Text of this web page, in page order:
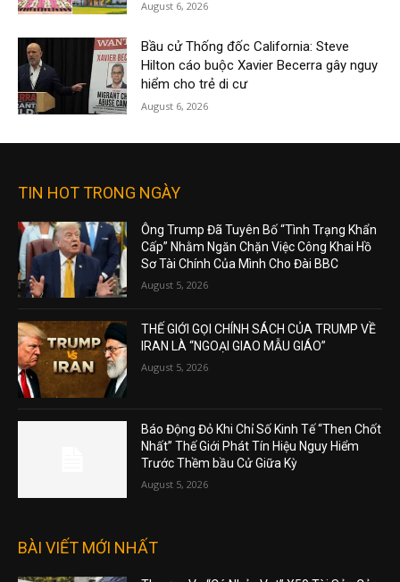
August 6, 2026
Bầu cử Thống đốc California: Steve
Hilton cáo buộc Xavier Becerra gây nguy
hiểm cho trẻ di cư
August 6, 2026
TIN HOT TRONG NGÀY
Ông Trump Đã Tuyên Bố “Tình Trạng Khẩn
Cấp” Nhằm Ngăn Chặn Việc Công Khai Hồ
Sơ Tài Chính Của Mình Cho Đài BBC
August 5, 2026
THẾ GIỚI GỌI CHÍNH SÁCH CỦA TRUMP VỀ
IRAN LÀ “NGOẠI GIAO MẪU GIÁO”
August 5, 2026
Báo Động Đỏ Khi Chỉ Số Kinh Tế “Then Chốt
Nhất” Thế Giới Phát Tín Hiệu Nguy Hiểm
Trước Thềm bầu Cử Giữa Kỳ
August 5, 2026
BÀI VIẾT MỚI NHẤT